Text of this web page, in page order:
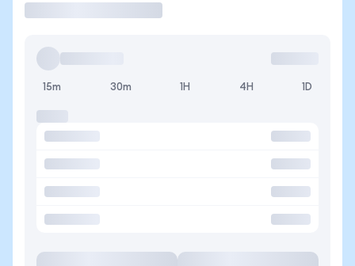
15m 30m 1H 4H 1D